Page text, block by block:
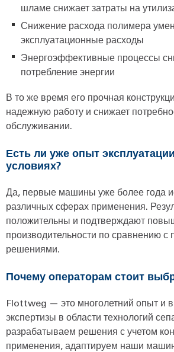
шламе снижает затраты на
Снижение расхода полимера
эксплуатационные расходы
Энергоэффективные процессы
потребление энергии
В то же время его прочная
надежную работу и снижает
обслуживании.
Есть ли уже опыт
условиях?
Да, первые машины уже более года
различных сферах применения.
положительны и подтверждают
производительности по сравнению
решениями.
Почему операторам стоит
Flottweg — это многолетний опыт и
экспертизы в области технологий
разрабатываем решения с учетом
применения, адаптируем наши